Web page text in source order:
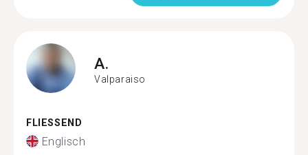
A.
Valparaiso
FLIESSEND
Englisch